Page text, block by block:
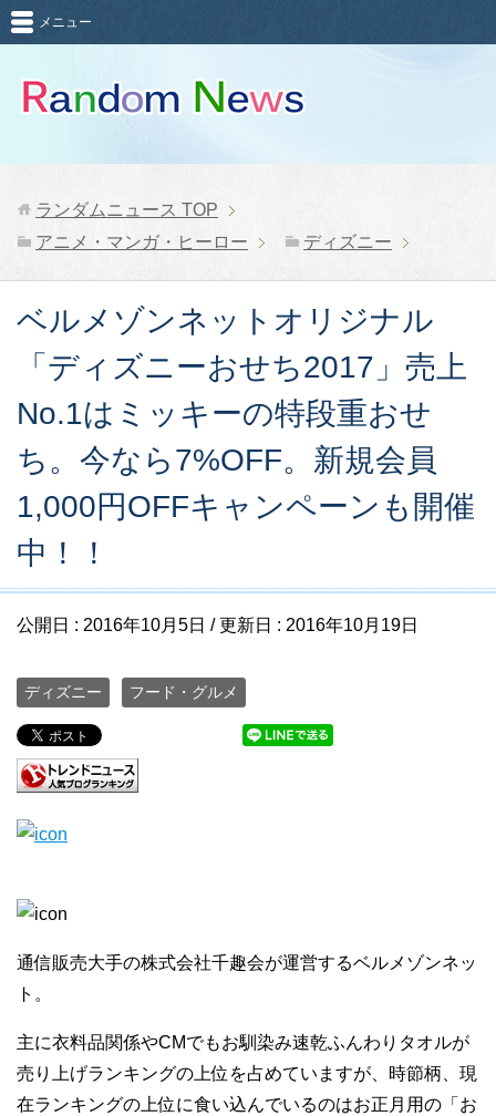
メニュー
ランダムニュース TOP
アニメ・マンガ・ヒーロー
ディズニー
ベルメゾンネットオリジナル
「ディズニーおせち2017」売上
No.1はミッキーの特段重おせ
ち。今なら7%OFF。新規会員
1,000円OFFキャンペーンも開催
中！！
公開日 : 2016年10月5日 / 更新日 : 2016年10月19日
ディズニー フード・グルメ
通信販売大手の株式会社千趣会が運営するベルメゾンネッ
ト。
主に衣料品関係やCMでもお馴染み速乾ふんわりタオルが
売り上げランキングの上位を占めていますが、時節柄、現
在ランキングの上位に食い込んでいるのはお正月用の「お